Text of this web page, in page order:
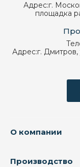
Адрес:г.
площадка
Адрес:г.
О компании
Производство